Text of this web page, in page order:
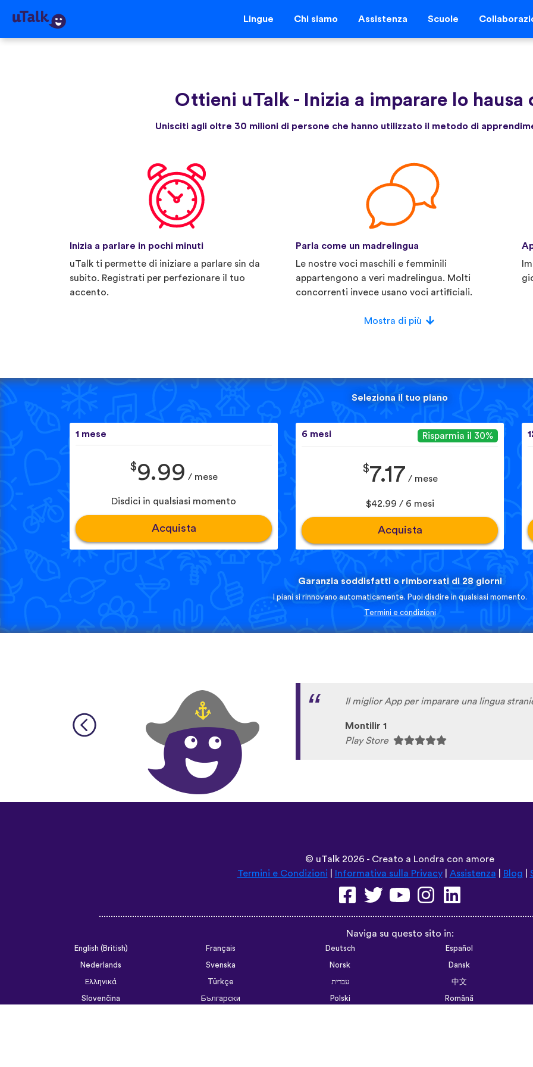
Lingue Chi siamo Assistenza Scuole
Ottieni uTalk - Inizia a imparare lo hausa
Unisciti agli oltre 30 milioni di persone che hanno utilizzato il metodo di
Inizia a parlare in pochi minuti
uTalk ti permette di iniziare a parlare sin da
subito. Registrati per perfezionare il tuo
accento.
Parla come un madrelingua
Le nostre voci maschili e femminili
appartengono a veri madrelingua. Molti
concorrenti invece usano voci artificiali.
Mostra di più
Seleziona il tuo piano
1 mese
$9.99 / mese
Disdici in qualsiasi momento
Acquista
6 mesi Risparmia il 30%
$7.17 / mese
$42.99 / 6 mesi
Acquista
Garanzia soddisfatti o rimborsati di 28 giorni
I piani si rinnovano automaticamente. Puoi disdire in qualsiasi momento.
Termini e condizioni
Il miglior App per imparare una lingua
Montilir 1
Play Store
© uTalk 2026 - Creato a Londra con amore
Termini e Condizioni
Informativa sulla Privacy| Assistenza Blog
Naviga su questo sito in:
English (British) Français Deutsch
Español
Nederlands
Svenska Norsk
Dansk
Ελληνικά
Türkçe עברית
中文
Slovenčina
Български Polski
Română